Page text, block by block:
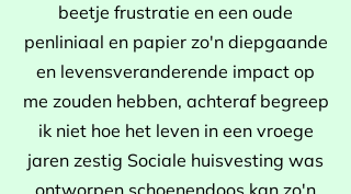
beetje frustratie en een oude
penliniaal en papier zo'n diepgaande
en levensveranderende impact op
me zouden hebben, achteraf begreep
ik niet hoe het leven in een vroege
jaren zestig Sociale huisvesting was
ontworpen schoenendoos kan zo'n